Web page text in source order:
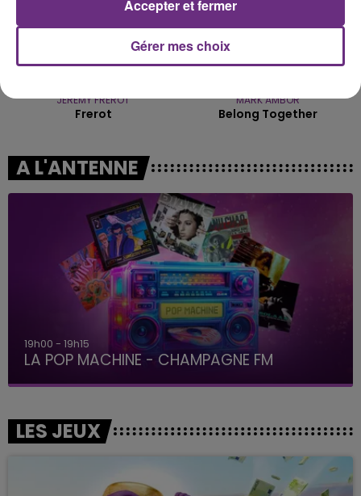
JEREMY FREROT
Frerot
MARK AMBOR
Belong Together
A L'ANTENNE
19h00 - 19h15
LA POP MACHINE - CHAMPAGNE FM
LES JEUX
Gérer mes choix
Accepter et fermer